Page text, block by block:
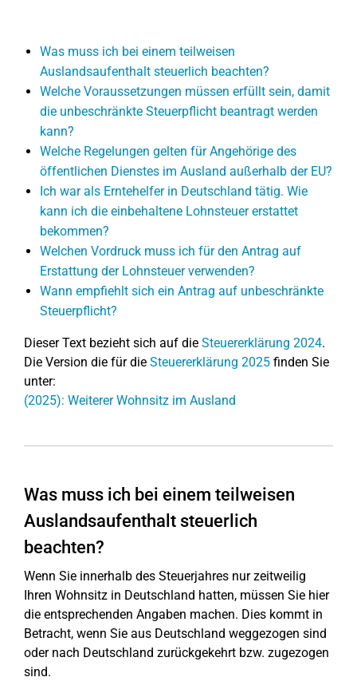
Was muss ich bei einem teilweisen
Auslandsaufenthalt steuerlich beachten?
Welche Voraussetzungen müssen erfüllt sein, damit
die unbeschränkte Steuerpflicht beantragt werden
kann?
Welche Regelungen gelten für Angehörige des
öffentlichen Dienstes im Ausland außerhalb der EU?
Ich war als Erntehelfer in Deutschland tätig. Wie
kann ich die einbehaltene Lohnsteuer erstattet
bekommen?
Welchen Vordruck muss ich für den Antrag auf
Erstattung der Lohnsteuer verwenden?
Wann empfiehlt sich ein Antrag auf unbeschränkte
Steuerpflicht?
Dieser Text bezieht sich auf die Steuererklärung 2024.
Die Version die für die Steuererklärung 2025 finden Sie
unter:
(2025): Weiterer Wohnsitz im Ausland
Was muss ich bei einem teilweisen
Auslandsaufenthalt steuerlich
beachten?
Wenn Sie innerhalb des Steuerjahres nur zeitweilig
Ihren Wohnsitz in Deutschland hatten, müssen Sie hier
die entsprechenden Angaben machen. Dies kommt in
Betracht, wenn Sie aus Deutschland weggezogen sind
oder nach Deutschland zurückgekehrt bzw. zugezogen
sind.